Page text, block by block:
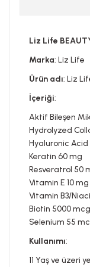
Liz Life
Marka: Liz Life
Ürün adı: Liz
İçeriği:
Aktif Bileşen
Hydrolyzed
Hyaluronic
Keratin 60 mg
Resveratrol 50
Vitamin E 10
Vitamin B3/
Biotin 5000 mcg
Selenium 55
Kullanımı:
11 Yaş ve üzeri